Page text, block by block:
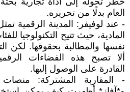
العام بدلًا من تحريره.
- عند لوفيفر: المدينة الرقمية
المادية، حيث تتيح التكنولوجيا
نفسها والمطالبة بحقوقها.
ألا تصبح هذه الفضاءات
القادرة على الوصول إليها.